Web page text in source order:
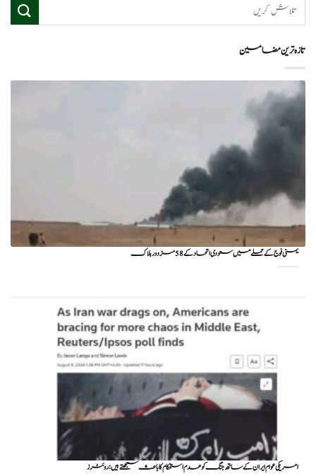
تازہ ترین مضامین
یمنی فوج کے حملے میں سعودی اتحاد کے 58 مزدور ہلاک
امریکی عوام ایران کے ساتھ جنگ کو عدم استحکام کا باعث سمجھتے ہیں: روئٹرز